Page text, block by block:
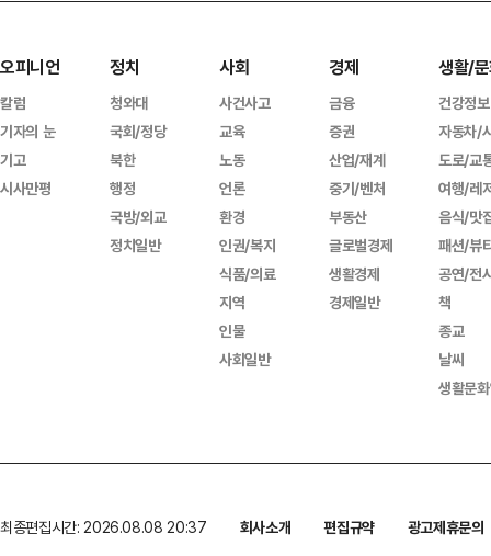
오피니언
칼럼
기자의 눈
기고
시사만평
정치
청와대
국회/정당
북한
행정
국방/외교
정치일반
사회
사건사고
교육
노동
언론
환경
인권/복지
식품/의료
지역
인물
사회일반
경제
금융
증권
산업/재계
중기/벤처
부동산
글로벌경제
생활경제
경제일반
생활/
건강정보
자동차/
도로/교
여행/레
음식/맛
패션/뷰
공연/전
책
종교
날씨
생활문
최종편집시간: 2026.08.08 20:37 회사소개 편집규약
광고제휴문의